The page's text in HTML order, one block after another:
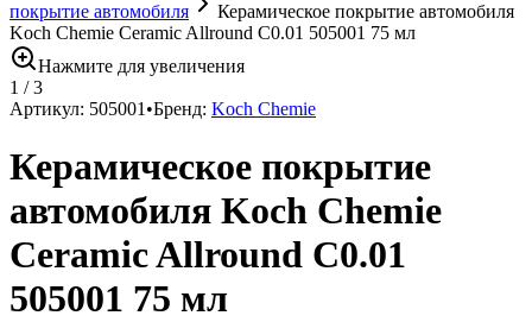
покрытие автомобиля
Керамическое покрытие автомобиля
Koch Chemie Ceramic Allround C0.01 505001 75 мл
Нажмите для увеличения
1 /3
Артикул: 505001 •Бренд: Koch Chemie
Керамическое покрытие
автомобиля Koch Chemie
Ceramic Allround C0.01
505001 75 мл